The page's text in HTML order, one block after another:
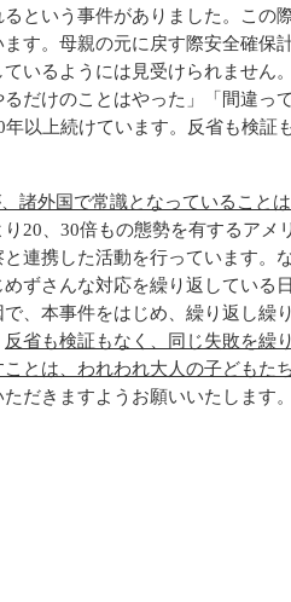
という事件がありました。この
す。母親の元に戻す際安全確保
いるようには見受けられません
だけのことはやった」「間違っ
以上続けています。反省も検証
諸外国で常識となっていること
り20、30倍もの態勢を有するア
連携した活動を行っています。
ずさんな対応を繰り返している
、本事件をはじめ、繰り返し繰
反省も検証もなく、同じ失敗を繰
とは、われわれ大人の子どもた
だきますようお願いいたします